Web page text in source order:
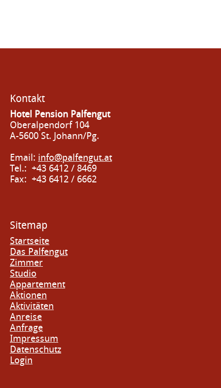
Kontakt
Hotel Pension Palfengut
Oberalpendorf 104
A-5600 St. Johann/Pg.
Email: info@palfengut.at
Tel.: +43 6412 / 8469
Fax: +43 6412 / 6662
Sitemap
Startseite
Das Palfengut
Zimmer
Studio
Appartement
Aktionen
Aktivitäten
Anreise
Anfrage
Impressum
Datenschutz
Login